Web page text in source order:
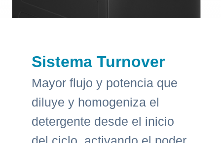
Sistema Turnover
Mayor flujo y potencia que
diluye y homogeniza el
detergente desde el inicio